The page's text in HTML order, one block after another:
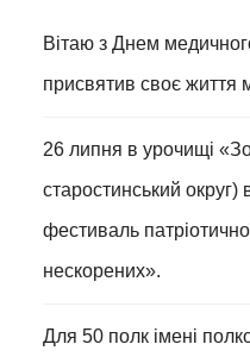
Вітаю з Днем
присвятив своє життя
26 липня в урочищі
старостинський округ)
фестиваль
нескорених».
Для 50 полк імені